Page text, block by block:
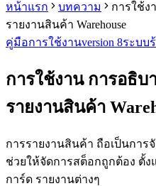
หน้าแรก บทความ
การใช้ง
รายงานสินค้า Warehouse
คู่มือการใช้งานversion 8ระบบ
การใช้งาน การอธิบ
รายงานสินค้า
การรายงานสินค้า ถือเป็นกา
ช่วยให้จัดการสต็อกถูกต้อง ตั้
การ์ด รายงานต่างๆ